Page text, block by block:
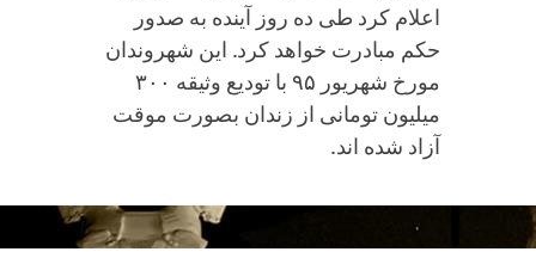
اعلام کرد طی ده روز آینده به صدور
حکم مبادرت خواهد کرد. این شهروندان
مورخ شهریور ۹۵ با تودیع وثیقه ۳۰۰
میلیون تومانی از زندان بصورت موقت
آزاد شده اند.
از